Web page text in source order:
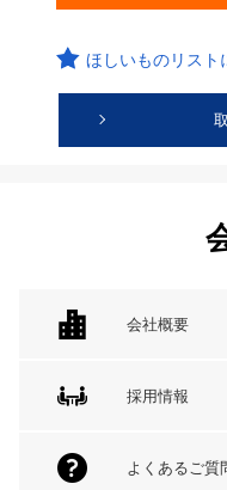
ほしいものリスト
会社概要
採用情報
よくあるご質